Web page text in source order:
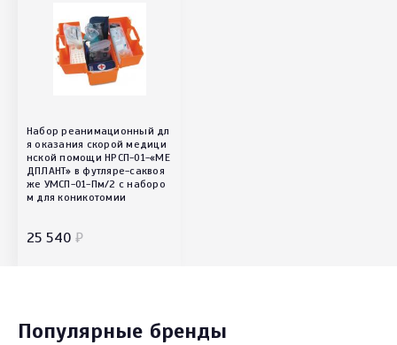
Набор реанимационный дл
я оказания скорой медици
нской помощи НРСП-01-«МЕ
ДПЛАНТ» в футляре-саквоя
же УМСП-01-Пм/2 с наборо
м для коникотомии
25 540 ₽
Популярные бренды